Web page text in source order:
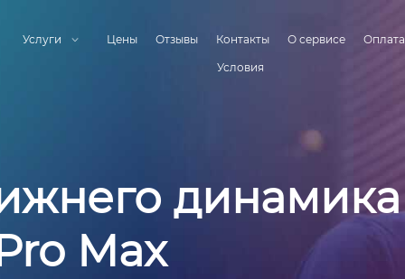
Услуги Цены Отзывы Контакты О сервисе Оплата
Условия
динамика
Max